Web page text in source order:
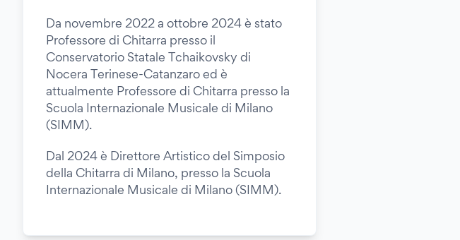
Da novembre 2022 a ottobre 2024 è stato
Professore di Chitarra presso il
Conservatorio Statale Tchaikovsky di
Nocera Terinese-Catanzaro ed è
attualmente Professore di Chitarra presso la
Scuola Internazionale Musicale di Milano
(SIMM).
Dal 2024 è Direttore Artistico del Simposio
della Chitarra di Milano, presso la Scuola
Internazionale Musicale di Milano (SIMM).